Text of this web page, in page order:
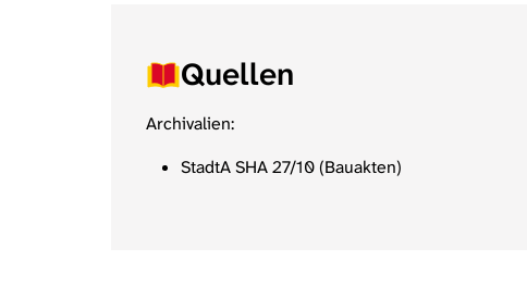
Quellen
Archivalien:
StadtA SHA 27/10 (Bauakten)